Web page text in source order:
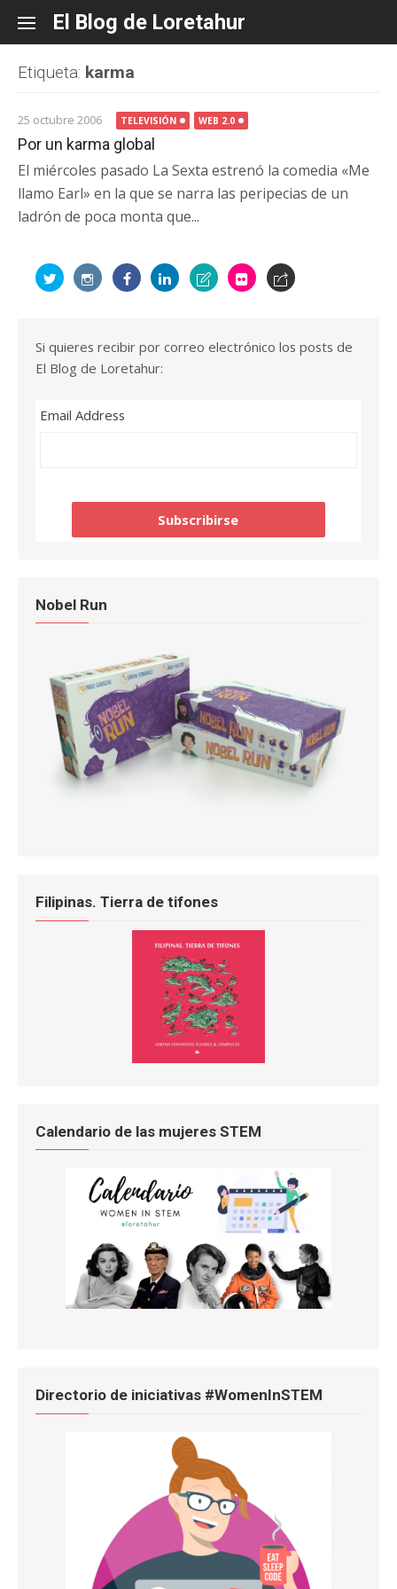
content
El Blog de Loretahur
Etiqueta: karma
25 octubre 2006 TELEVISIÓN WEB 2.0
Por un karma global
El miércoles pasado La Sexta estrenó la comedia «Me
llamo Earl» en la que se narra las peripecias de un
ladrón de poca monta que...
Si quieres recibir por correo electrónico los posts de
El Blog de Loretahur:
Email Address
Nobel Run
Filipinas. Tierra de tifones
Calendario de las mujeres STEM
Directorio de iniciativas #WomenInSTEM